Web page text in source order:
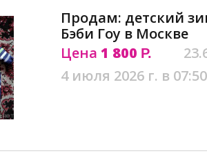
Продам: детский
Бэби Гоу в Москве
Цена 1 800 Р.
4 июля 2026 г. в 07:50